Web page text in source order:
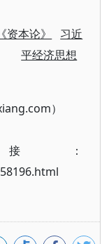
《资本论》
习近
平经济思想
）
：